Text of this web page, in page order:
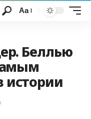
Аа
Беллью
истории